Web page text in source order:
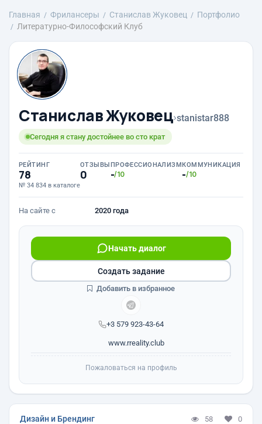
Главная Фрилансеры Станислав Жуковец
Портфолио
Литературно-Философский Клуб
Станислав Жуковец›stanistar888
Сегодня я стану достойнее во сто крат
РЕЙТИНГ
78
№ 34 834 в каталоге
ОТЗЫВЫ
0
ПРОФЕССИОНАЛИЗМ
-/10
КОММУНИКАЦИЯ
-/10
На сайте с 2020 года
+3 579 923-43-64
Начать диалог
www.rreality.club
Создать задание
Добавить в избранное
Пожаловаться на профиль
Дизайн и Брендинг 58 0